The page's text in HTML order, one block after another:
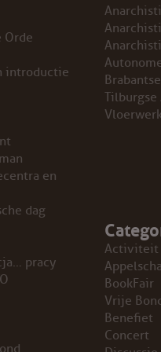
ANTWERPEN
BRUGGE
GROEP
Orde
introductie
en
dag
pracy
Tilburgse
Activiteit
Appelscha
BookFair
Vrije
Benefiet
Concert